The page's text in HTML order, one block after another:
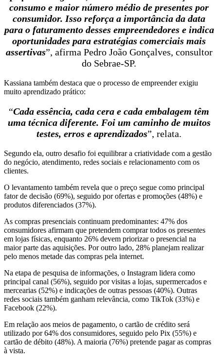
consumo e maior número médio de presentes por
consumidor. Isso reforça a importância da data
para o faturamento desses empreendedores e indica
oportunidades para estratégias comerciais mais
assertivas”, afirma Pedro João Gonçalves, consultor
do Sebrae-SP.
Kassiana também destaca que o processo de empreender exigiu
muito aprendizado prático:
“Cada essência, cada cera e cada embalagem têm
uma técnica diferente. Foi um caminho de muitos
testes, erros e aprendizados”, relata.
Segundo ela, outro desafio foi equilibrar a criatividade com a gestão
do negócio, atendimento, redes sociais e relacionamento com os
clientes.
O levantamento também revela que o preço segue como principal
fator de decisão (69%), seguido por ofertas e promoções (48%) e
produtos diferenciados (37%).
As compras presenciais continuam predominantes: 47% dos
consumidores afirmam que pretendem comprar todos os presentes
em lojas físicas, enquanto 26% devem priorizar o presencial na
maior parte das aquisições. Por outro lado, 28% planejam realizar
pelo menos metade das compras pela internet.
Na etapa de pesquisa de informações, o Instagram lidera como
principal canal (56%), seguido por visitas a lojas, supermercados e
mercearias (52%) e indicações de outras pessoas (40%). Outras
redes sociais também ganham relevância, como TikTok (33%) e
Facebook (22%).
Em relação aos meios de pagamento, o cartão de crédito será
utilizado por 64% dos consumidores, seguido pelo Pix (55%) e
cartão de débito (48%). A maioria (76%) pretende pagar as compras
à vista.